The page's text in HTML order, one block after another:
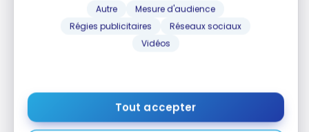
Autre
Mesure d'audience
Régies publicitaires
Réseaux sociaux
Vidéos
Tout accepter